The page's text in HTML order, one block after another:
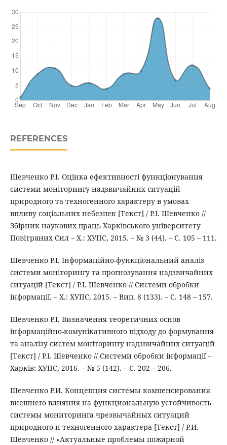
REFERENCES
Шевченко Р.І. Оцінка ефективності функціонування
системи моніторингу надзвичайних ситуацій
природного та техногенного характеру в умовах
впливу соціальних небезпек [Текст] / Р.І. Шевченко //
Збірник наукових праць Харківського університету
Повітряних Сил – Х.: ХУПС, 2015. – № 3 (44). – С. 105 – 111.
Шевченко Р.І. Інформаційно-функціональний аналіз
системи моніторингу та прогнозування надзвичайних
ситуацій [Текст] / Р.І. Шевченко // Системи обробки
інформації. – Х.: ХУПС, 2015. – Вип. 8 (133). – С. 148 – 157.
Шевченко Р.І. Визначення теоретичних основ
інформаційно-комунікативного підходу до формування
та аналізу систем моніторингу надзвичайних ситуацій
[Текст] / Р.І. Шевченко // Системи обробки інформації –
Харків: ХУПС, 2016. – № 5 (142). – С. 202 – 206.
Шевченко Р.И. Концепция системы компенсирования
внешнего влияния на функциональную устойчивость
системы мониторинга чрезвычайных ситуаций
природного и техногенного характера [Текст] / Р.И.
Шевченко // «Актуальные проблемы пожарной